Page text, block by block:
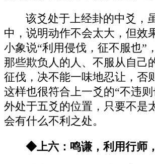
该爻处于上经卦的中爻，
中，说明动作不会太大，但效
小象说“利用侵伐，征不服也”
那些欺负人的人、不服从自己
征伐，决不能一味地忍让，否
这样也很符合上一爻的“不违
外处于五爻的位置，只要不是
会有什么不利之处。
◆上六：鸣谦，利用行师